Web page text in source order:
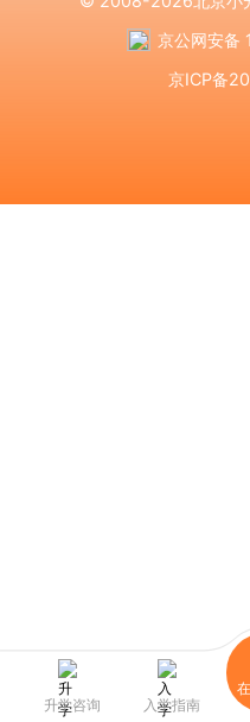
京公网安
京ICP备
升学咨询 入学指南